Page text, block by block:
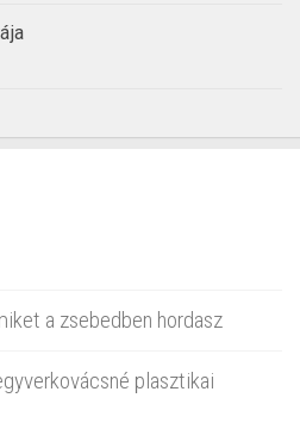
a zsebedben hordasz
plasztikai